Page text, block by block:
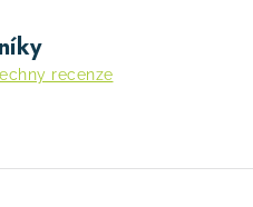
recenze